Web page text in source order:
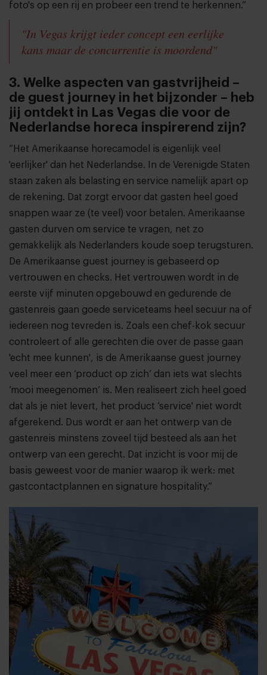
foto's op een rij en probeer een trend te herkennen.”
"In Vegas krijgt ieder concept een eerlijke
kans maar de concurrentie is moordend"
3. Welke aspecten van gastvrijheid –
de guest journey in het bijzonder – heb
jij ontdekt in Las Vegas die voor de
Nederlandse horeca inspirerend zijn?
“Het Amerikaanse horecamodel is eigenlijk veel
'eerlijker' dan het Nederlandse. In de Verenigde Staten
staan zaken als belasting en service namelijk apart op
de rekening. Dat zorgt ervoor dat gasten heel goed
snappen waar ze (te veel) voor betalen. Amerikaanse
gasten durven om service te vragen, net zo
gemakkelijk als Nederlanders koude soep terugsturen.
De Amerikaanse guest journey is gebaseerd op
vertrouwen en checks. Het vertrouwen wordt in de
eerste vijf minuten opgebouwd en gedurende de
gastenreis gaan goede serviceteams heel secuur na of
iedereen nog tevreden is. Zoals een chef-kok secuur
controleert of alle gerechten die over de passe gaan
'echt mee kunnen', is de Amerikaanse guest journey
veel meer een ‘product op zich’ dan iets wat slechts
‘mooi meegenomen’ is. Men realiseert zich heel goed
dat als je niet levert, het product ‘service' niet wordt
afgerekend. Dus wordt er aan het ontwerp van de
gastenreis minstens zoveel tijd besteed als aan het
ontwerp van een gerecht. Dat inzicht is voor mij de
basis geweest voor de manier waarop ik werk: met
gastcontactplannen en signature hospitality.”